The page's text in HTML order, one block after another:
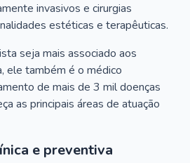
invasivos e cirurgias
estéticas e terapêuticas.
seja mais associado aos
ele também é o médico
de mais de 3 mil doenças
as principais áreas de atuação
e preventiva